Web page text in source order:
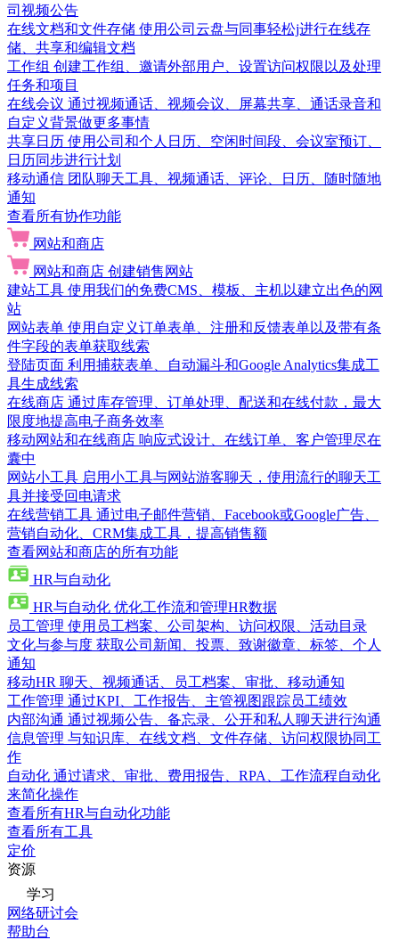
司视频公告
在线文档和文件存储 使用公司云盘与同事轻松j进行在线存
储、共享和编辑文档
工作组 创建工作组、邀请外部用户、设置访问权限以及处理
任务和项目
在线会议 通过视频通话、视频会议、屏幕共享、通话录音和
自定义背景做更多事情
共享日历 使用公司和个人日历、空闲时间段、会议室预订、
日历同步进行计划
移动通信 团队聊天工具、视频通话、评论、日历、随时随地
通知
查看所有协作功能
网站和商店
网站和商店 创建销售网站
建站工具 使用我们的免费CMS、模板、主机以建立出色的网
站
网站表单 使用自定义订单表单、注册和反馈表单以及带有条
件字段的表单获取线索
登陆页面 利用捕获表单、自动漏斗和Google Analytics集成工
具生成线索
在线商店 通过库存管理、订单处理、配送和在线付款，最大
限度地提高电子商务效率
移动网站和在线商店 响应式设计、在线订单、客户管理尽在
囊中
网站小工具 启用小工具与网站游客聊天，使用流行的聊天工
具并接受回电请求
在线营销工具 通过电子邮件营销、Facebook或Google广告、
营销自动化、CRM集成工具，提高销售额
查看网站和商店的所有功能
HR与自动化
HR与自动化 优化工作流和管理HR数据
员工管理 使用员工档案、公司架构、访问权限、活动目录
文化与参与度 获取公司新闻、投票、致谢徽章、标签、个人
通知
移动HR 聊天、视频通话、员工档案、审批、移动通知
工作管理 通过KPI、工作报告、主管视图跟踪员工绩效
内部沟通 通过视频公告、备忘录、公开和私人聊天进行沟通
信息管理 与知识库、在线文档、文件存储、访问权限协同工
作
自动化 通过请求、审批、费用报告、RPA、工作流程自动化
来简化操作
查看所有HR与自动化功能
查看所有工具
定价
资源
学习
网络研讨会
帮助台